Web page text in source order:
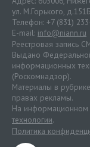
ул. М.Горького,
Телефон: +7 (831)
E-mail: info@niann.ru
Реестровая запись
Выдано
информационных
(Роскомнадзор).
Материалы в
правах рекламы.
На информационном
технологии.
Политика